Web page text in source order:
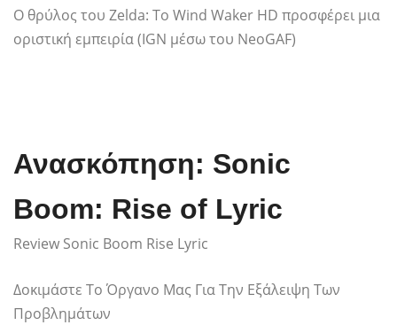
Ο θρύλος του Zelda: Το Wind Waker HD προσφέρει μια
οριστική εμπειρία (IGN μέσω του NeoGAF)
Ανασκόπηση: Sonic
Boom: Rise of Lyric
Review Sonic Boom Rise Lyric
Δοκιμάστε Το Όργανο Μας Για Την Εξάλειψη Των
Προβλημάτων